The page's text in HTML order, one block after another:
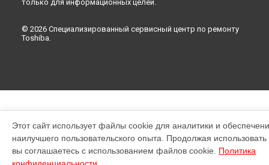
только для информационных целей.
© 2026 Специализированный сервисный центр по ремонту
Toshiba.
Этот сайт использует файлы cookie для аналитики и
наилучшего пользовательского опыта. Продолжая использовать
вы соглашаетесь с использованием файлов cookie. Политика